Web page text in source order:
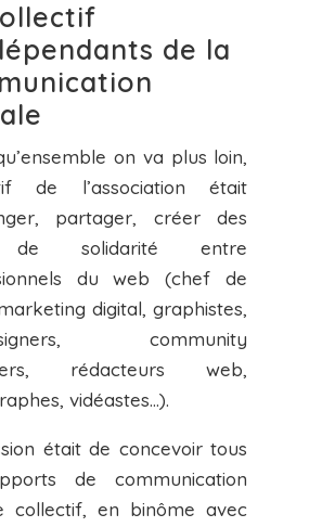
de la
on va plus loin,
de l’association était
partager, créer des
de solidarité entre
du web (chef de
digital, graphistes,
community
rédacteurs web,
vidéastes…).
était de concevoir tous
de communication
collectif, en binôme avec